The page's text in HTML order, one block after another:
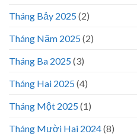
Tháng Bảy 2025(2)
Tháng Năm 2025(2)
Tháng Ba 2025(3)
Tháng Hai 2025(4)
Tháng Một 2025(1)
Tháng Mười Hai 2024(8)